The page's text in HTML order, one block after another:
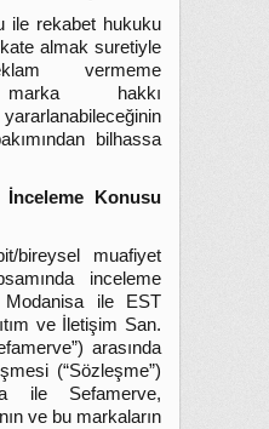
ile rekabet hukuku
almak suretiyle
vermeme
marka hakkı
bilhassa
İnceleme Konusu
bireysel muafiyet
inceleme
ile EST
ve İletişim San.
arasında
(“Sözleşme”)
ile Sefamerve,
ve bu markaların